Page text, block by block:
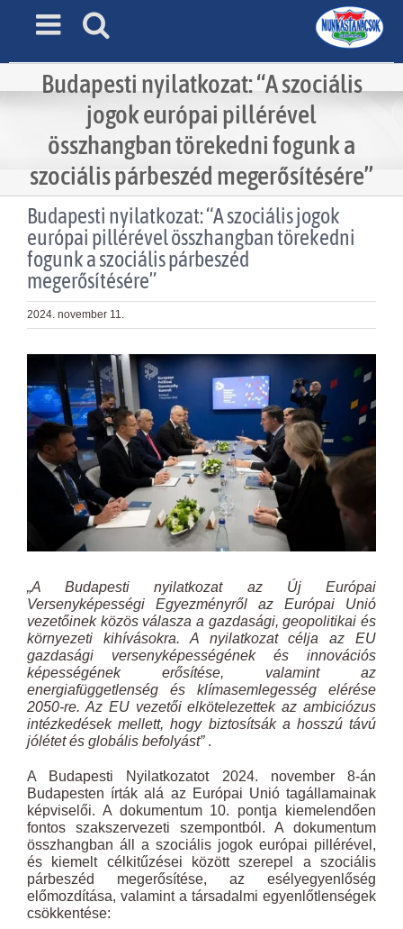
Budapesti nyilatkozat: “A szociális
jogok európai pillérével
összhangban törekedni fogunk a
szociális párbeszéd megerősítésére”
Budapesti nyilatkozat: “A szociális jogok
európai pillérével összhangban törekedni
fogunk a szociális párbeszéd
megerősítésére”
2024. november 11.
Larger
Image
„A Budapesti nyilatkozat az Új Európai
Versenyképességi Egyezményről az Európai Unió
vezetőinekközös válasza a gazdasági, geopolitikai és
környezeti kihívásokra. A nyilatkozat célja az EU
gazdasági versenyképességének és innovációs
képességének erősítése, valamint az
energiafüggetlenség és klímasemlegesség elérése
2050-re. Az EU vezetői elkötelezettek az ambiciózus
intézkedések mellett, hogy biztosítsák a hosszú távú
jólétet és globális befolyást” .
A Budapesti Nyilatkozatot 2024. november 8-án
Budapesten írták alá az Európai Unió tagállamainak
képviselői. A dokumentum 10. pontja kiemelendően
fontos szakszervezeti szempontból. A dokumentum
összhangban áll a szociális jogok európai pillérével,
és kiemelt célkitűzései között szerepel a szociális
párbeszéd megerősítése, az esélyegyenlőség
előmozdítása, valamint a társadalmi egyenlőtlenségek
csökkentése: